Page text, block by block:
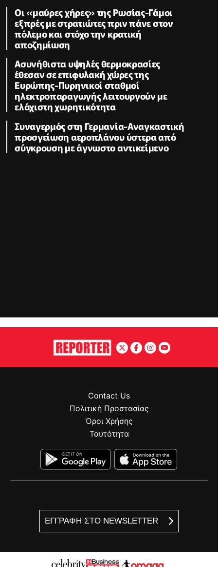
Οι «μαύρες χήρες» της Ρωσίας-Γάμοι
εξπρές με στρατιώτες πριν πάνε στον
πόλεμο και στόχο την κρατική
αποζημίωση
Ασυνήθιστα υψηλές θερμοκρασίες
έθεσαν σε επιφυλακή χώρες της
Ευρώπης-Πυρηνικοί σταθμοί
ηλεκτροπαραγωγής λειτουργούν με
ελάχιστη χωρητικότητα
Συναγερμός στη Γερμανία-Αναγκαστική
προσγείωση αεροπλάνου ύστερα από
σύγκρουση με άγνωστο αντικείμενο
ΕΓΓΡΑΦΗ ΣΤΟ NEWSLETTER
Contact Us
Πολιτική Προστασίας
Όροι Χρήσης
Ταυτότητα